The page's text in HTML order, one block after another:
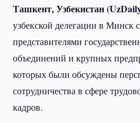
Ташкент, Узбекистан
узбекской делегации в Минск
представителями
объединений и крупных
которых были обсуждены
сотрудничества в сфере
кадров.